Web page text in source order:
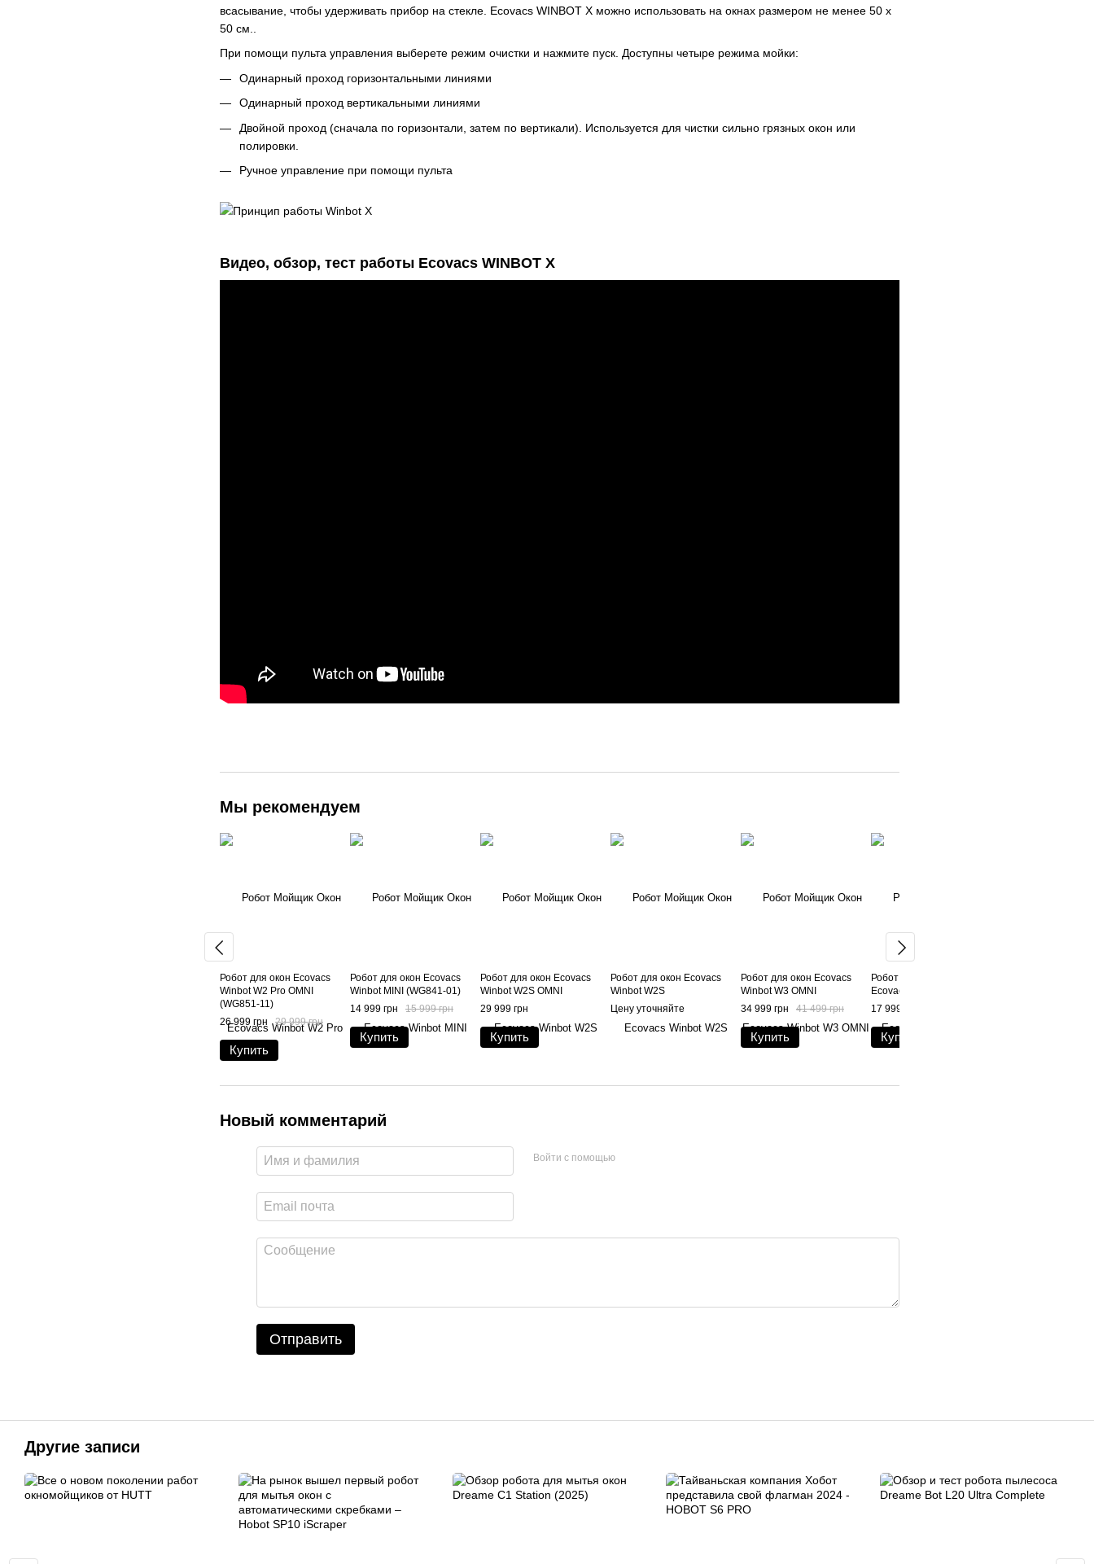
всасывание, чтобы удерживать прибор на стекле. Ecovacs WINBOT X можно использовать на окнах размером не менее 50 x
50 см..
При помощи пульта управления выберете режим очистки и нажмите пуск. Доступны четыре режима мойки:
Одинарный проход горизонтальными линиями
Одинарный проход вертикальными линиями
Двойной проход (сначала по горизонтали, затем по вертикали). Используется для чистки сильно грязных окон или
полировки.
Ручное управление при помощи пульта
Видео, обзор, тест работы Ecovacs WINBOT X
Мы рекомендуем
Робот для окон Ecovacs
Winbot W2 Pro OMNI
(WG851-11)
26 999 грн
29 999 грн
Купить
Робот для окон Ecovacs
Winbot MINI (WG841-01)
14 999 грн
15 999 грн
Купить
Робот для окон Ecovacs
Winbot W2S OMNI
29 999 грн
Купить
Робот для окон Ecovacs
Winbot W2S
Цену уточняйте
Робот для окон Ecovacs
Winbot W3 OMNI
34 999 грн
41 499 грн
Купить
Робот для мойки окон
Ecovacs Winbot Mini 2
17 999 грн
Купить
Новый комментарий
Войти с помощью
Отправить
Другие записи